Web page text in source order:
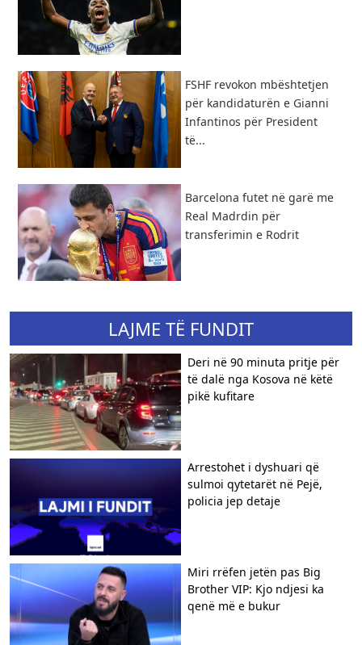
FSHF revokon mbështetjen
për kandidaturën e Gianni
Infantinos për President
të...
Barcelona futet në garë me
Real Madrdin për
transferimin e Rodrit
LAJME TË FUNDIT
Deri në 90 minuta pritje për
të dalë nga Kosova në këtë
pikë kufitare
Arrestohet i dyshuari që
sulmoi qytetarët në Pejë,
policia jep detaje
Miri rrëfen jetën pas Big
Brother VIP: Kjo ndjesi ka
qenë më e bukur